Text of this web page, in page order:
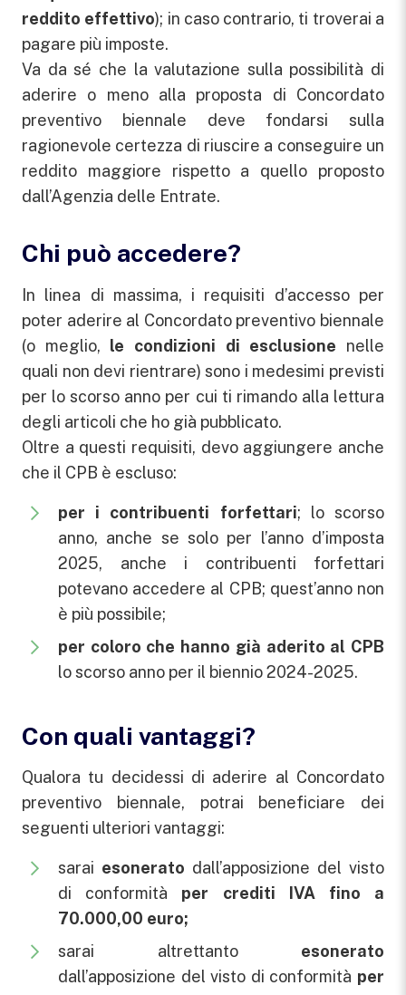
reddito effettivo); in caso contrario, ti troverai a
pagare più imposte.
Va da sé che la valutazione sulla possibilità di
aderire o meno alla proposta di Concordato
preventivo biennale deve fondarsi sulla
ragionevole certezza di riuscire a conseguire un
reddito maggiore rispetto a quello proposto
dall’Agenzia delle Entrate.
Chi può accedere?
In linea di massima, i requisiti d’accesso per
poter aderire al Concordato preventivo biennale
(o meglio, le condizioni di esclusione nelle
quali non devi rientrare) sono i medesimi previsti
per lo scorso anno per cui ti rimando alla lettura
degli articoli che ho già pubblicato.
Oltre a questi requisiti, devo aggiungere anche
che il CPB è escluso:
per i contribuenti forfettari; lo scorso
anno, anche se solo per l’anno d’imposta
2025, anche i contribuenti forfettari
potevano accedere al CPB; quest’anno non
è più possibile;
per coloro che hanno già aderito al CPB
lo scorso anno per il biennio 2024-2025.
Con quali vantaggi?
Qualora tu decidessi di aderire al Concordato
preventivo biennale, potrai beneficiare dei
seguenti ulteriori vantaggi:
sarai esonerato dall’apposizione del visto
di conformità per crediti IVA fino a
70.000,00 euro;
sarai altrettanto esonerato
dall’apposizione del visto di conformità per